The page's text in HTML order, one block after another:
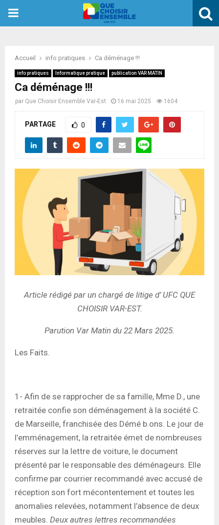
PRIMARY
Accueil info pratiques Ca déménage !!!
info pratiques Informatique pratique publication VAR MATIN
Ca déménage !!!
par Que Choisir Ensemble Var-Est 16 mai 2025 1604
PARTAGE 0
Article rédigé par un chargé de litige d’ UFC QUE
CHOISIR VAR-EST.
Parution Var Matin du 22 Mars 2025.
Les Faits.
1- Afin de se rapprocher de sa famille, Mme D., une
retraitée confie son déménagement à la société C.
de Marseille, franchisée des Démé b.ons. Le jour de
l’emménagement, la retraitée émet de nombreuses
réserves sur la lettre de voiture, le document
présenté par le responsable des déménageurs. Elle
confirme par courrier recommandé avec accusé de
réception son fort mécontentement et toutes les
anomalies relevées, notamment l’absence de deux
meubles. Deux autres lettres recommandées